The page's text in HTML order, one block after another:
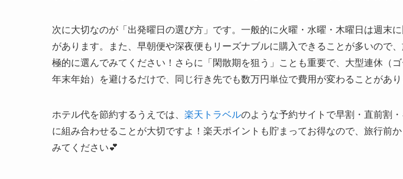
次に大切なのが「出発曜日の選び方」です。一般的に火曜・水曜・木曜日は週末
があります。また、早朝便や深夜便もリーズナブルに購入できることが多いので
極的に選んでみてください！さらに「閑散期を狙う」ことも重要で、大型連休（
年末年始）を避けるだけで、同じ行き先でも数万円単位で費用が変わることがあり
ホテル代を節約するうえでは、 楽天トラベルのような予約サイトで早割・直前割
に組み合わせることが大切ですよ！楽天ポイントも貯まってお得なので、旅行前
みてください💕